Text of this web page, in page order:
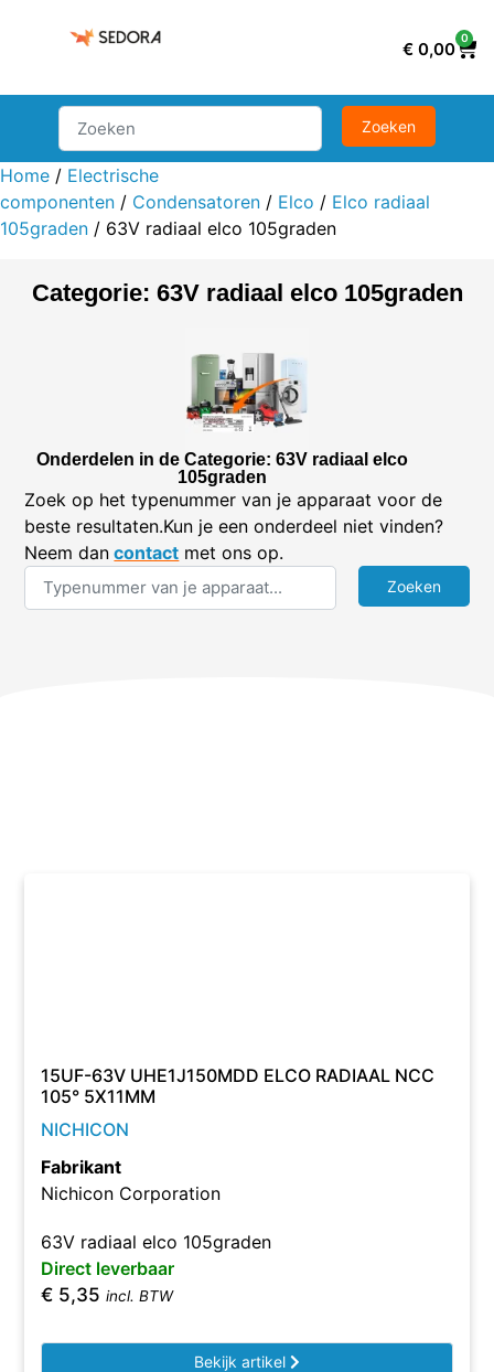
€ 0,00
0
Home / Electrische
componenten / Condensatoren / Elco / Elco radiaal
105graden / 63V radiaal elco 105graden
Categorie: 63V radiaal elco 105graden
Onderdelen in de Categorie: 63V radiaal elco
105graden
Zoek op het typenummer van je apparaat voor de
beste resultaten.Kun je een onderdeel niet vinden?
Neem dan contact met ons op.
15UF-63V UHE1J150MDD ELCO RADIAAL NCC
105° 5X11MM
NICHICON
Fabrikant
Nichicon Corporation
63V radiaal elco 105graden
Direct leverbaar
€ 5,35 incl. BTW
Bekijk artikel